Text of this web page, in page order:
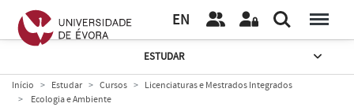
EN
ESTUDAR
Início Estudar Cursos
Licenciaturas e Mestrados Integrados
Ecologia e Ambiente